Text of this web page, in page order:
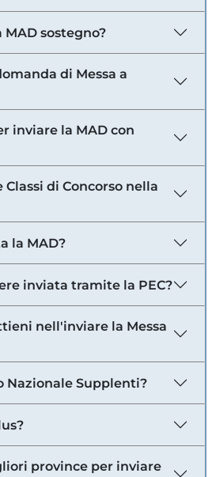
sostegno?
di Messa a
inviare la MAD con
Classi di Concorso nella
la MAD?
inviata tramite la PEC?
nell'inviare la Messa
Nazionale Supplenti?
province per inviare